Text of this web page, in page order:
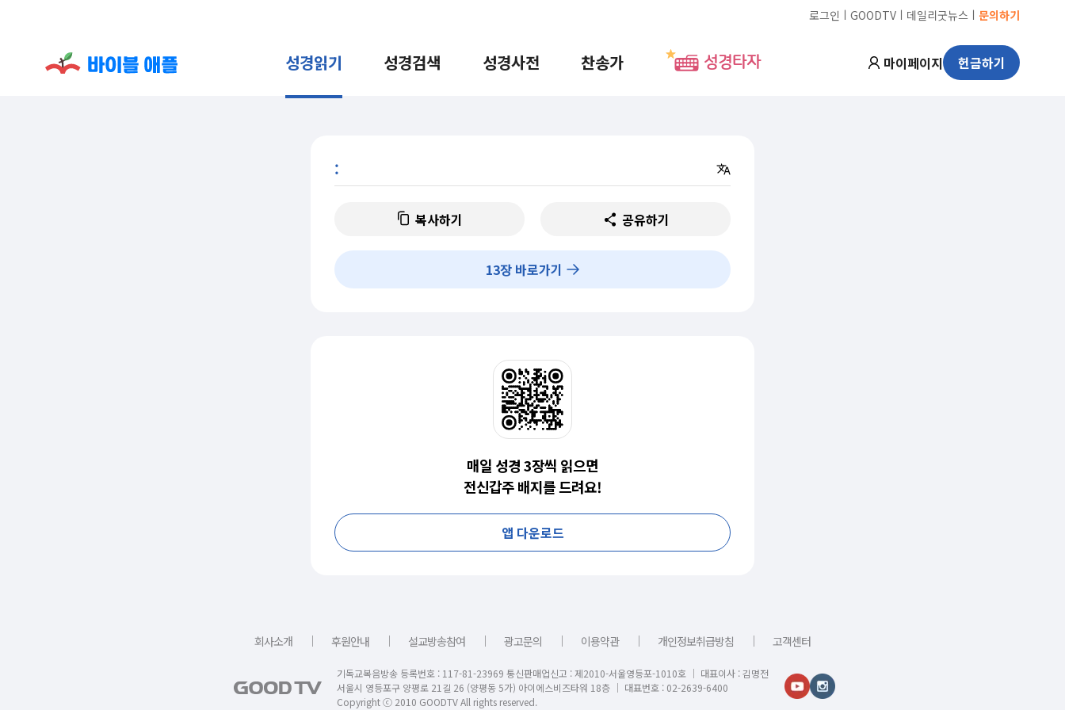
로그인 ㅣ GOODTV ㅣ 데일리굿뉴스 ㅣ 문의하기
성경읽기 성경검색 성경사전 찬송가 성경타자 마이페이지 헌금하기
:
복사하기 공유하기
13장 바로가기
매일 성경 3장씩 읽으면
전신갑주 배지를 드려요!
앱 다운로드
회사소개 ｜ 후원안내 ｜ 설교방송참여 ｜ 광고문의 ｜ 이용약관 ｜ 개인정보취급방침 ｜ 고객센터
기독교복음방송 등록번호 : 117-81-23969 통신판매업신고 : 제2010-서울영등포-1010호 │ 대표이사 : 김명전
서울시 영등포구 양평로 21길 26 (양평동 5가) 아이에스비즈타워 18층 │ 대표번호 : 02-2639-6400
Copyright ⓒ 2010 GOODTV All rights reserved.